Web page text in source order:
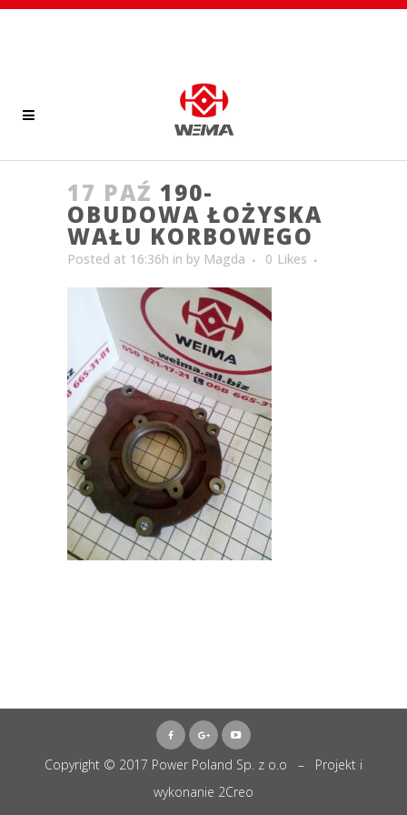
17 PAŹ 190-
OBUDOWA ŁOŻYSKA
WAŁU KORBOWEGO
Posted at 16:36h in by Magda 0 Likes
Copyright © 2017 Power Poland Sp. z o.o – Projekt i
wykonanie 2Creo